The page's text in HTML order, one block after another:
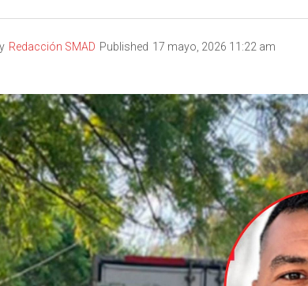
Redacción SMAD Published 17 mayo, 2026 11:22 am